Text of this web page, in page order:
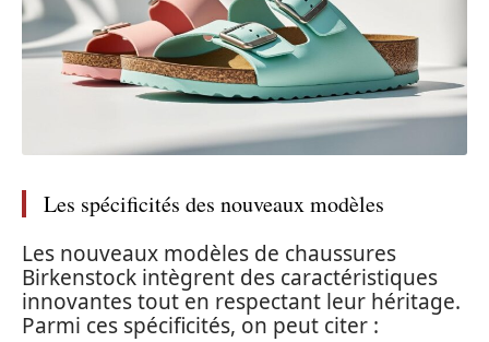
Les spécificités des nouveaux modèles
Les nouveaux modèles de chaussures
Birkenstock intègrent des caractéristiques
innovantes tout en respectant leur héritage.
Parmi ces spécificités, on peut citer :